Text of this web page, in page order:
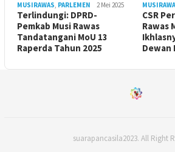
MUSIRAWAS, PARLEMEN 2 Mei 2025
Terlindungi: DPRD-
Pemkab Musi Rawas
Tandatangani MoU 13
Raperda Tahun 2025
CSR
Rawas
Dewan
suarapancasila2023. All Right